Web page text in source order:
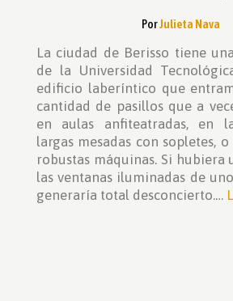
PorJulieta Nava
La ciudad de Berisso tiene
de la Universidad
edificio laberíntico que
cantidad de pasillos que a
en aulas anfiteatradas, en
largas mesadas con sopletes,
robustas máquinas. Si hubiera
las ventanas iluminadas de
generaría total desconcierto.…